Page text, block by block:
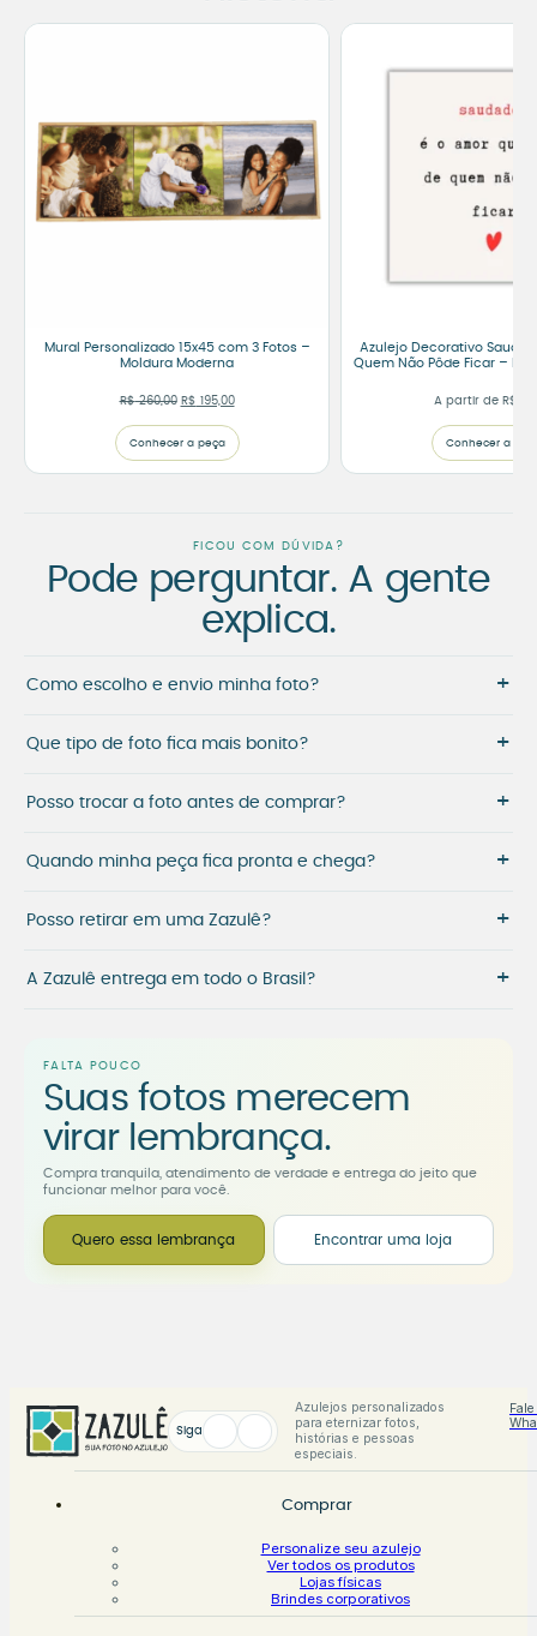
Mural Personalizado 15x45 com 3 Fotos –
Moldura Moderna
R$260,00 O preço original era: R$ 260,00.
R$ 195,00O preço atual é: R$ 195,00.
Conhecer a peça
Azulejo Decorativo
Quem Não Pôde Ficar –
A partir de R$
Conhecer a
FICOU COM DÚVIDA?
Pode perguntar. A gente
explica.
Como escolho e envio minha foto? +
Que tipo de foto fica mais bonito? +
Posso trocar a foto antes de comprar? +
Quando minha peça fica pronta e chega? +
Posso retirar em uma Zazulê? +
A Zazulê entrega em todo o Brasil? +
FALTA POUCO
Suas fotos merecem
virar lembrança.
Compra tranquila, atendimento de verdade e entrega do jeito que
funcionar melhor para você.
Quero essa lembrança Encontrar uma loja
Siga
Azulejos personalizados
para eternizar fotos,
histórias e pessoas
especiais.
Comprar
Personalize seu azulejo
Ver todos os produtos
Lojas físicas
Brindes corporativos